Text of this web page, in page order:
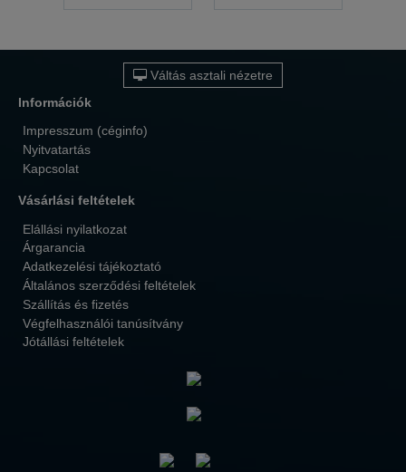
Váltás asztali nézetre
Információk
Impresszum (céginfo)
Nyitvatartás
Kapcsolat
Vásárlási feltételek
Elállási nyilatkozat
Árgarancia
Adatkezelési tájékoztató
Általános szerződési feltételek
Szállítás és fizetés
Végfelhasználói tanúsítvány
Jótállási feltételek